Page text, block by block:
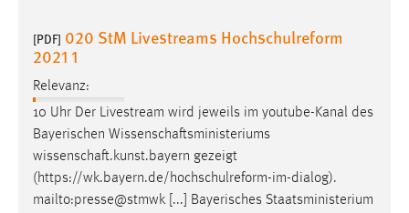
[PDF] 020 StM Livestreams Hochschulreform
2021 1
Relevanz:
10 Uhr Der Livestream wird jeweils im youtube-Kanal des
Bayerischen Wissenschaftsministeriums
wissenschaft.kunst.bayern gezeigt
(https://wk.bayern.de/hochschulreform-im-dialog).
mailto:presse@stmwk [...] Bayerisches Staatsministerium